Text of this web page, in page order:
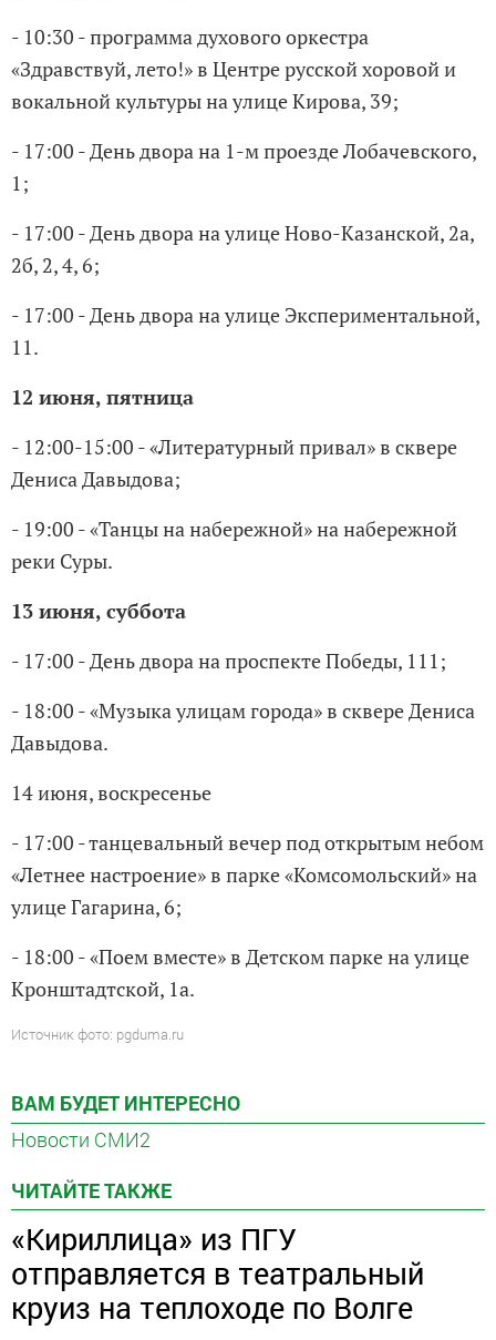
- 10:30 - программа духового оркестра
«Здравствуй, лето!» в Центре русской хоровой и
вокальной культуры на улице Кирова, 39;
- 17:00 - День двора на 1-м проезде Лобачевского,
1;
- 17:00 - День двора на улице Ново-Казанской, 2а,
2б, 2, 4, 6;
- 17:00 - День двора на улице Экспериментальной,
11.
12 июня, пятница
- 12:00-15:00 - «Литературный привал» в сквере
Дениса Давыдова;
- 19:00 - «Танцы на набережной» на набережной
реки Суры.
13 июня, суббота
- 17:00 - День двора на проспекте Победы, 111;
- 18:00 - «Музыка улицам города» в сквере Дениса
Давыдова.
14 июня, воскресенье
- 17:00 - танцевальный вечер под открытым небом
«Летнее настроение» в парке «Комсомольский» на
улице Гагарина, 6;
- 18:00 - «Поем вместе» в Детском парке на улице
Кронштадтской, 1а.
Источник фото: pgduma.ru
ВАМ БУДЕТ ИНТЕРЕСНО
Новости СМИ2
ЧИТАЙТЕ ТАКЖЕ
«Кириллица» из ПГУ
отправляется в театральный
круиз на теплоходе по Волге